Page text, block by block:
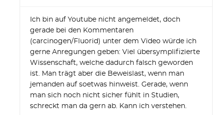
Ich bin auf Youtube nicht angemeldet, doch
gerade bei den Kommentaren
(carcinogen/Fluorid) unter dem Video würde ich
gerne Anregungen geben: Viel übersymplifizierte
Wissenschaft, welche dadurch falsch geworden
ist. Man trägt aber die Beweislast, wenn man
jemanden auf soetwas hinweist. Gerade, wenn
man sich noch nicht sicher fühlt in Studien,
schreckt man da gern ab. Kann ich verstehen.